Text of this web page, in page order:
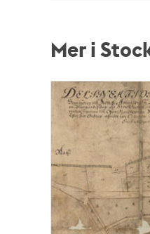
Mer i
Relaterade
poster
teman